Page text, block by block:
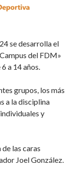
se desarrolla el
del FDM»
a 14 años.
grupos, los más
a la disciplina
y
las caras
Joel González.